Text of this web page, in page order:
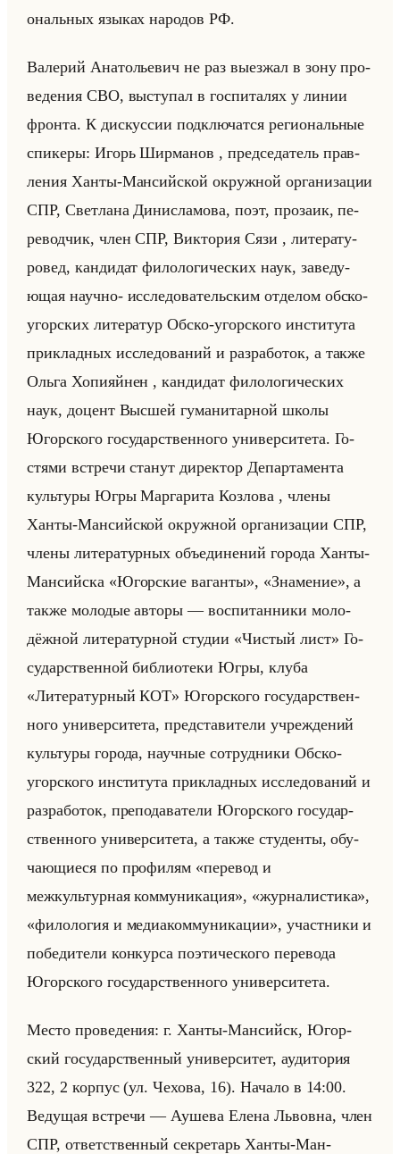
ональных язы­ках на­ро­дов РФ.
Ва­ле­рий Ана­то­лье­вич не раз вы­ез­жал в зону про­
ве­де­ния СВО, вы­сту­пал в гос­пи­та­лях у линии
фрон­та. К дис­кус­сии под­клю­чат­ся ре­ги­ональные
спи­ке­ры: Игорь Шир­ма­нов , пред­се­да­тель прав­
ле­ния Ханты-Ман­сийской окруж­ной ор­га­ни­за­ции
СПР, Свет­ла­на Ди­нис­ла­мо­ва, поэт, про­за­ик, пе­
ре­вод­чик, член СПР, Вик­то­рия Сязи , ли­те­ра­ту­
ро­вед, кан­ди­дат фи­ло­ло­ги­че­ских наук, за­ве­ду­
ющая на­уч­но- ис­сле­до­ва­тельским от­де­лом обско-
угор­ских ли­те­ра­тур Обско-угор­ско­го ин­сти­ту­та
при­клад­ных ис­сле­до­ва­ний и раз­ра­бо­ток, а также
Ольга Хо­пи­яйнен , кан­ди­дат фи­ло­ло­ги­че­ских
наук, до­цент Выс­шей гу­ма­ни­тар­ной школы
Югор­ско­го го­су­дар­ствен­но­го уни­вер­си­те­та. Го­
стя­ми встре­чи ста­нут ди­рек­тор Де­пар­та­мен­та
культу­ры Югры Мар­га­ри­та Коз­ло­ва , члены
Ханты-Ман­сийской окруж­ной ор­га­ни­за­ции СПР,
члены ли­те­ра­тур­ных объеди­не­ний го­ро­да Ханты-
Ман­сийска «Югорские ваганты», «Знамение», а
также мо­ло­дые ав­то­ры — вос­пи­тан­ни­ки мо­ло­
дёж­ной ли­те­ра­тур­ной сту­дии «Чистый лист» Го­
су­дар­ствен­ной биб­лио­те­ки Югры, клуба
«Литературный КОТ» Югор­ско­го го­су­дар­ствен­
но­го уни­вер­си­те­та, пред­ста­ви­те­ли учре­жде­ний
культу­ры го­ро­да, на­уч­ные со­труд­ни­ки Обско-
угор­ско­го ин­сти­ту­та при­клад­ных ис­сле­до­ва­ний и
раз­ра­бо­ток, пре­по­да­ва­те­ли Югор­ско­го го­су­дар­
ствен­но­го уни­вер­си­те­та, а также сту­ден­ты, обу­
ча­ющи­еся по про­фи­лям «перевод и
межкультурная коммуникация», «журналистика»,
«филология и медиакоммуникации», участ­ни­ки и
по­бе­ди­те­ли кон­кур­са по­эти­че­ско­го пе­ре­во­да
Югор­ско­го го­су­дар­ствен­но­го уни­вер­си­те­та.
Место про­ве­де­ния: г. Ханты-Ман­сийск, Югор­
ский го­су­дар­ствен­ный уни­вер­си­тет, ауди­то­рия
322, 2 кор­пус (ул. Че­хо­ва, 16). На­ча­ло в 14:00.
Ве­ду­щая встре­чи — Ау­ше­ва Елена Львов­на, член
СПР, от­вет­ствен­ный сек­ре­тарь Ханты-Ман­